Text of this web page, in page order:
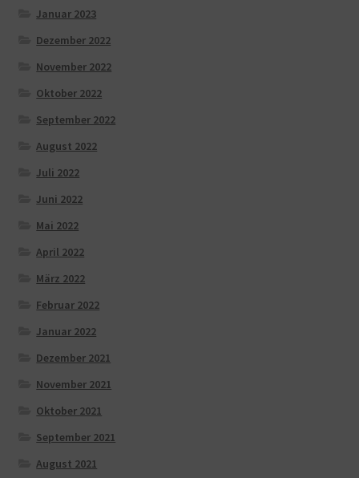
Januar 2023
Dezember 2022
November 2022
Oktober 2022
September 2022
August 2022
Juli 2022
Juni 2022
Mai 2022
April 2022
März 2022
Februar 2022
Januar 2022
Dezember 2021
November 2021
Oktober 2021
September 2021
August 2021